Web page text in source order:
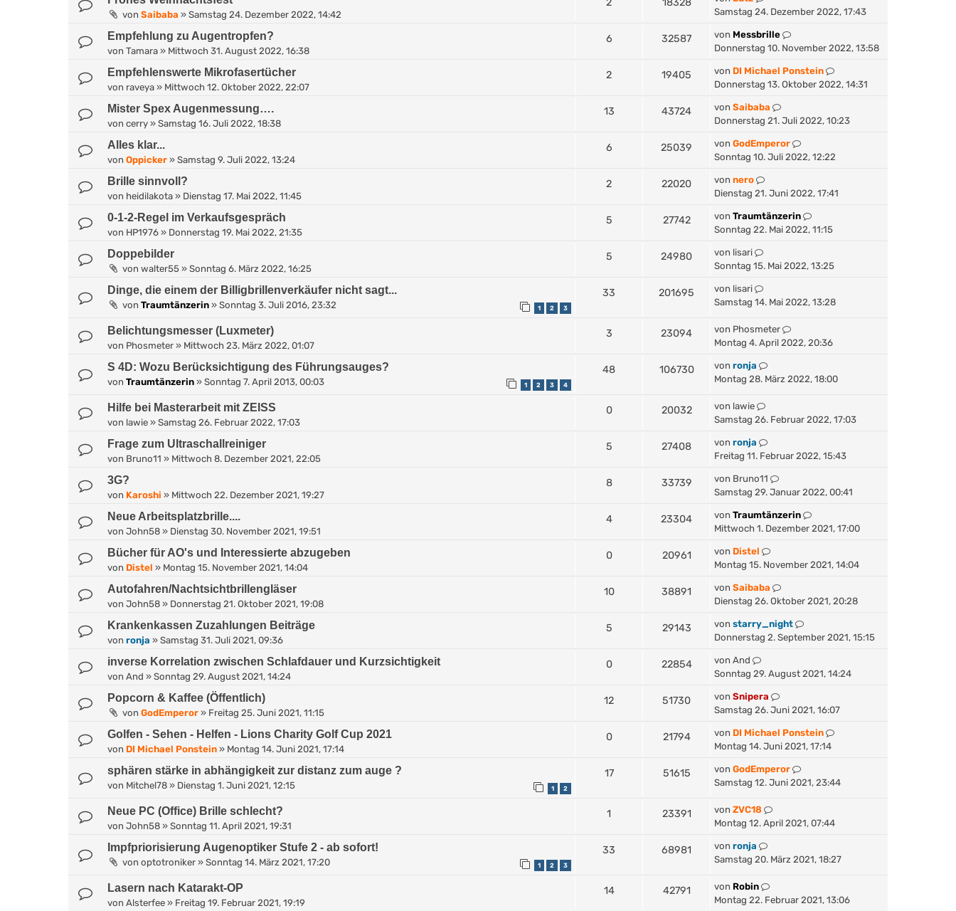
von Saibaba » Samstag 24. Dezember 2022, 14:42
Samstag 24. Dezember 2022, 17:43
Empfehlung zu Augentropfen?
von Tamara » Mittwoch 31. August 2022, 16:38
6 32587 von Messbrille
Donnerstag 10. November 2022, 13:58
Empfehlenswerte Mikrofasertücher
von raveya » Mittwoch 12. Oktober 2022, 22:07
2 19405 von DI Michael Ponstein
Donnerstag 13. Oktober 2022, 14:31
Mister Spex Augenmessung….
von cerry » Samstag 16. Juli 2022, 18:38
13 43724 von Saibaba
Donnerstag 21. Juli 2022, 10:23
Alles klar...
von Oppicker » Samstag 9. Juli 2022, 13:24
6 25039 von GodEmperor
Sonntag 10. Juli 2022, 12:22
Brille sinnvoll?
von heidilakota » Dienstag 17. Mai 2022, 11:45
2 22020 von nero
Dienstag 21. Juni 2022, 17:41
0-1-2-Regel im Verkaufsgespräch
von HP1976 » Donnerstag 19. Mai 2022, 21:35
5 27742 von Traumtänzerin
Sonntag 22. Mai 2022, 11:15
Doppebilder
von walter55 » Sonntag 6. März 2022, 16:25
5 24980 von lisari
Sonntag 15. Mai 2022, 13:25
Dinge, die einem der Billigbrillenverkäufer nicht sagt...
von Traumtänzerin » Sonntag 3. Juli 2016, 23:32 1 2 3
33 201695 von lisari
Samstag 14. Mai 2022, 13:28
Belichtungsmesser (Luxmeter)
von Phosmeter » Mittwoch 23. März 2022, 01:07
3 23094 von Phosmeter
Montag 4. April 2022, 20:36
S 4D: Wozu Berücksichtigung des Führungsauges?
von Traumtänzerin » Sonntag 7. April 2013, 00:03 1 2 3 4
48 106730 von ronja
Montag 28. März 2022, 18:00
Hilfe bei Masterarbeit mit ZEISS
von lawie » Samstag 26. Februar 2022, 17:03
0 20032 von lawie
Samstag 26. Februar 2022, 17:03
Frage zum Ultraschallreiniger
von Bruno11 » Mittwoch 8. Dezember 2021, 22:05
5 27408 von ronja
Freitag 11. Februar 2022, 15:43
3G?
von Karoshi » Mittwoch 22. Dezember 2021, 19:27
8 33739 von Bruno11
Samstag 29. Januar 2022, 00:41
Neue Arbeitsplatzbrille....
von John58 » Dienstag 30. November 2021, 19:51
4 23304 von Traumtänzerin
Mittwoch 1. Dezember 2021, 17:00
Bücher für AO's und Interessierte abzugeben
von Distel » Montag 15. November 2021, 14:04
0 20961 von Distel
Montag 15. November 2021, 14:04
Autofahren/Nachtsichtbrillengläser
von John58 » Donnerstag 21. Oktober 2021, 19:08
10 38891 von Saibaba
Dienstag 26. Oktober 2021, 20:28
Krankenkassen Zuzahlungen Beiträge
von ronja » Samstag 31. Juli 2021, 09:36
5 29143 von starry_night
Donnerstag 2. September 2021, 15:15
inverse Korrelation zwischen Schlafdauer und Kurzsichtigkeit
von And » Sonntag 29. August 2021, 14:24
0 22854 von And
Sonntag 29. August 2021, 14:24
Popcorn & Kaffee (Öffentlich)
von GodEmperor » Freitag 25. Juni 2021, 11:15
12 51730 von Snipera
Samstag 26. Juni 2021, 16:07
Golfen - Sehen - Helfen - Lions Charity Golf Cup 2021
von DI Michael Ponstein » Montag 14. Juni 2021, 17:14
0 21794 von DI Michael Ponstein
Montag 14. Juni 2021, 17:14
sphären stärke in abhängigkeit zur distanz zum auge ?
von Mitchel78 » Dienstag 1. Juni 2021, 12:15 1 2
17 51615 von GodEmperor
Samstag 12. Juni 2021, 23:44
Neue PC (Office) Brille schlecht?
von John58 » Sonntag 11. April 2021, 19:31
1 23391 von ZVC18
Montag 12. April 2021, 07:44
Impfpriorisierung Augenoptiker Stufe 2 - ab sofort!
von optotroniker » Sonntag 14. März 2021, 17:20 1 2 3
33 68981 von ronja
Samstag 20. März 2021, 18:27
Lasern nach Katarakt-OP
von Alsterfee » Freitag 19. Februar 2021, 19:19
14 42791 von Robin
Montag 22. Februar 2021, 13:06